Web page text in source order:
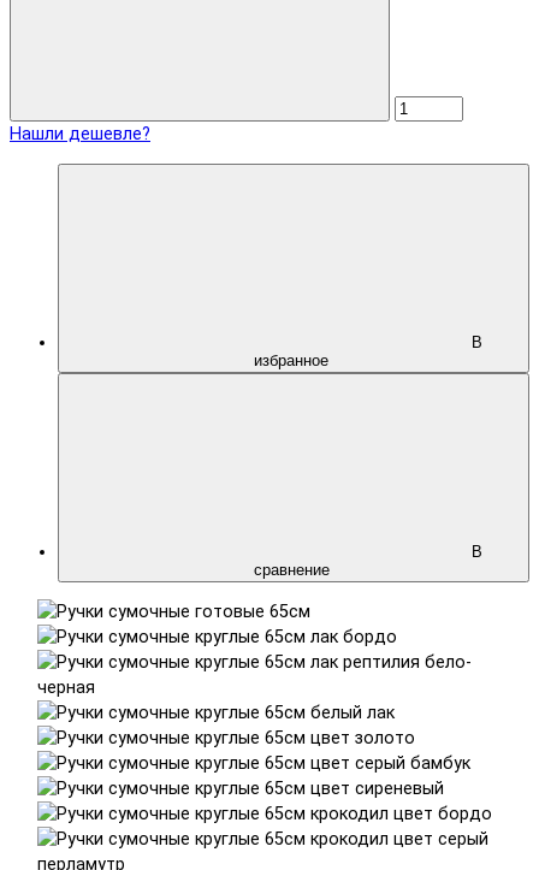
Нашли дешевле?
В
избранное
В
сравнение